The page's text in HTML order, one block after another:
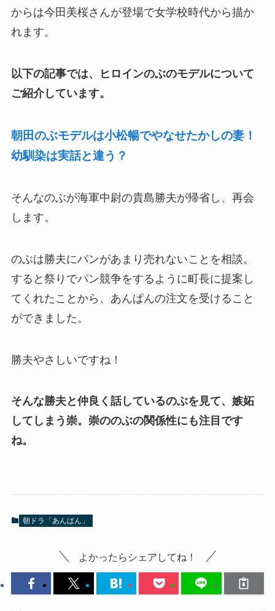
からは今田美桜さんが登場で女学校時代から描か
れます。
以下の記事では、ヒロインのぶのモデルについて
ご紹介しています。
朝田のぶモデルは小松暢でやなせたかしの妻！
幼馴染は実話と違う？
そんなのぶが海軍中尉の貴島勝夫が帰省し、再会
します。
のぶは勝夫にパンがあまり売れないことを相談。
すると祭りでパン競争をするように町長に提案し
てくれたことから、あんぱんの注文を受けること
ができました。
勝夫やさしいですね！
そんな勝夫と仲良く話しているのぶを見て、嫉妬
してしまう崇。崇ののぶの関係性にも注目です
ね。
朝ドラ「あんぱん」
よかったらシェアしてね！